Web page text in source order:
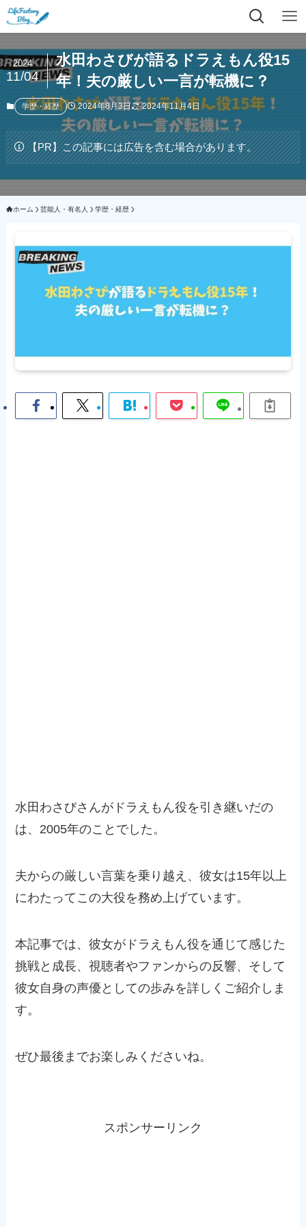
水田わさびが語るドラえもん役15
年！夫の厳しい一言が転機に？
2024
11/04
学歴・経歴 2024年8月3日 2024年11月4日
【PR】この記事には広告を含む場合があります。
ホーム 芸能人・有名人 学歴・経歴
水田わさびさんがドラえもん役を引き継いだの
は、2005年のことでした。
夫からの厳しい言葉を乗り越え、彼女は15年以上
にわたってこの大役を務め上げています。
本記事では、彼女がドラえもん役を通じて感じた
挑戦と成長、視聴者やファンからの反響、そして
彼女自身の声優としての歩みを詳しくご紹介しま
す。
ぜひ最後までお楽しみくださいね。
スポンサーリンク